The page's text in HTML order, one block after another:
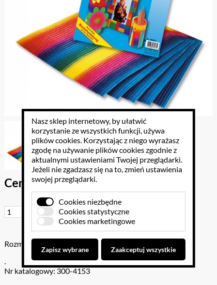
Cena brutto: 27.06 PLN
Do koszyka
Rozmiar: 24 x 35 cm
.
Nr katalogowy: 300-4153
Nasz sklep internetowy, by ułatwić
korzystanie ze wszystkich funkcji, używa
plików cookies. Korzystając z niego wyrażasz
zgodę na używanie plików cookies zgodnie z
aktualnymi ustawieniami Twojej przeglądarki.
Jeżeli nie zgadzasz się na to, zmień ustawienia
swojej przeglądarki.
Cookies niezbędne
Cookies statystyczne
Cookies marketingowe
Zapisz wybrane Zaakceptuj wszystkie